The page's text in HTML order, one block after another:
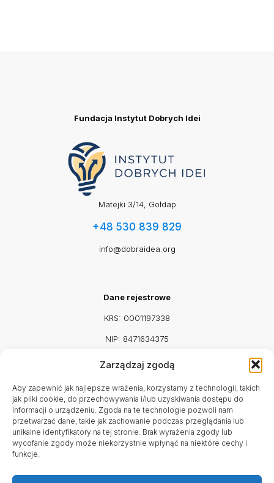
Zarządzaj zgodą
Aby zapewnić jak najlepsze wrażenia, korzystamy z technologii, takich
jak pliki cookie, do przechowywania i/lub uzyskiwania dostępu do
informacji o urządzeniu. Zgoda na te technologie pozwoli nam
przetwarzać dane, takie jak zachowanie podczas przeglądania lub
unikalne identyfikatory na tej stronie. Brak wyrażenia zgody lub
wycofanie zgody może niekorzystnie wpłynąć na niektóre cechy i
funkcje.
Fundacja Instytut Dobrych Idei
Matejki 3/14, Gołdap
+48 530 839 829
info@dobraidea.org
Dane rejestrowe
KRS: 0001197338
NIP: 8471634375
REGON: 542917115
Facebook
Mail
Godziny pracy
9:00 - 16:00